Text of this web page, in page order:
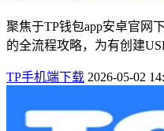
聚焦于TP钱包app安卓官网
的全流程攻略，为有创建
TP手机端下载 2026-05-02